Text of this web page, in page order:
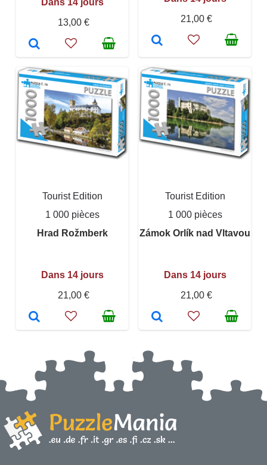
Dans 14 jours
13,00 €
21,00 €
Tourist Edition
1 000 pièces
Hrad Rožmberk
Dans 14 jours
21,00 €
Tourist Edition
1 000 pièces
Zámok Orlík nad Vltavou
Dans 14 jours
21,00 €